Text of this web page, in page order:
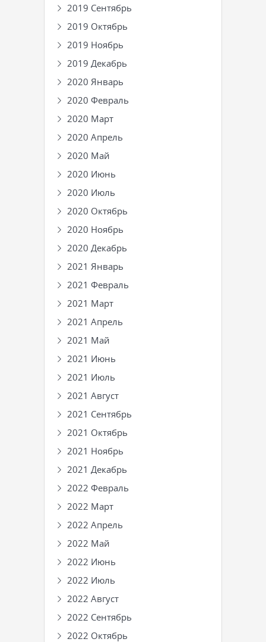
2019 Сентябрь
2019 Октябрь
2019 Ноябрь
2019 Декабрь
2020 Январь
2020 Февраль
2020 Март
2020 Апрель
2020 Май
2020 Июнь
2020 Июль
2020 Октябрь
2020 Ноябрь
2020 Декабрь
2021 Январь
2021 Февраль
2021 Март
2021 Апрель
2021 Май
2021 Июнь
2021 Июль
2021 Август
2021 Сентябрь
2021 Октябрь
2021 Ноябрь
2021 Декабрь
2022 Февраль
2022 Март
2022 Апрель
2022 Май
2022 Июнь
2022 Июль
2022 Август
2022 Сентябрь
2022 Октябрь